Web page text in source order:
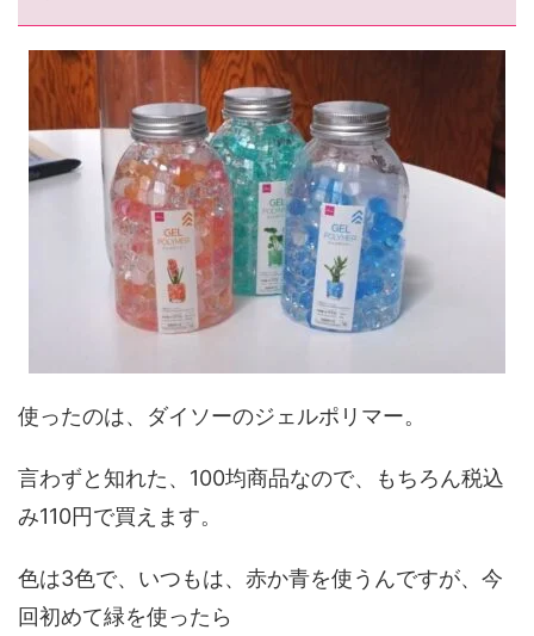
使ったのは、ダイソーのジェルポリマー。
言わずと知れた、100均商品なので、もちろん税込
み110円で買えます。
色は3色で、いつもは、赤か青を使うんですが、今
回初めて緑を使ったら